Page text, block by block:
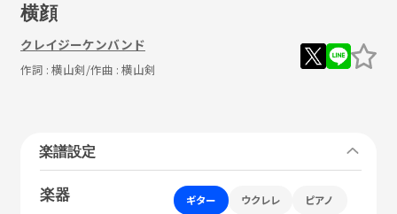
横顔
クレイジーケンバンド
作詞 : 横山剣/作曲 : 横山剣
楽譜設定
楽器 ギター ウクレレ ピアノ